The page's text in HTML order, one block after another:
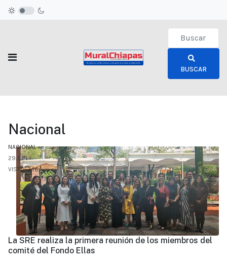
Type 2 or
BUSCAR
Nacional
NACIONAL
29.JUN
VISTO: 746
La SRE realiza la primera reunión de los miembros del
comité del Fondo Ellas